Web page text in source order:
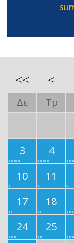
<< <
Δε Τρ
3
4
10
11
17
18
24
25